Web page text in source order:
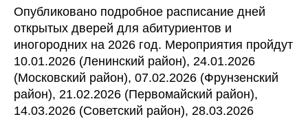
Опубликовано подробное расписание дней
открытых дверей для абитуриентов и
иногородних на 2026 год. Мероприятия пройдут
10.01.2026 (Ленинский район), 24.01.2026
(Московский район), 07.02.2026 (Фрунзенский
район), 21.02.2026 (Первомайский район),
14.03.2026 (Советский район), 28.03.2026
ЦТ Математика
ЦТ Русский язык
ЦТ Химия
ЦТ Физика
ЦТ Английский
ЦТ История
ЦТ Обществоведение
О центре
Преподаватели
Отзывы
Цены
Контакты
Наши методики
Вопрос - ответ
Бесплатные тесты